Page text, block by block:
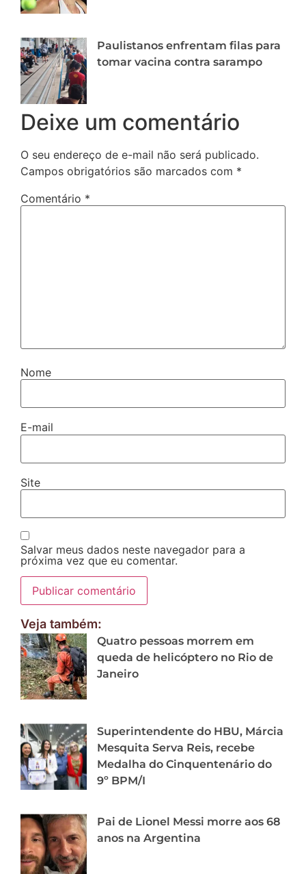
Paulistanos enfrentam filas para
tomar vacina contra sarampo
Deixe um comentário
O seu endereço de e-mail não será publicado.
Campos obrigatórios são marcados com *
Comentário *
Nome
E-mail
Site
Salvar meus dados neste navegador para a
próxima vez que eu comentar.
Veja também:
Quatro pessoas morrem em
queda de helicóptero no Rio de
Janeiro
Superintendente do HBU, Márcia
Mesquita Serva Reis, recebe
Medalha do Cinquentenário do
9º BPM/I
Pai de Lionel Messi morre aos 68
anos na Argentina